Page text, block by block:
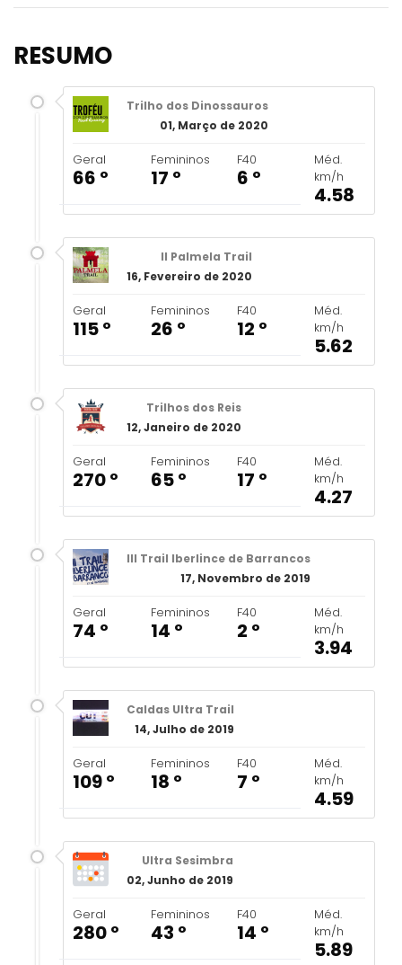
RESUMO
Trilho dos Dinossauros
01, Março de 2020
Geral
66 º
Femininos
17 º
F40
6 º
Méd.
km/h
4.58
II Palmela Trail
16, Fevereiro de 2020
Geral
115 º
Femininos
26 º
F40
12 º
Méd.
km/h
5.62
Trilhos dos Reis
12, Janeiro de 2020
Geral
270 º
Femininos
65 º
F40
17 º
Méd.
km/h
4.27
III Trail Iberlince de Barrancos
17, Novembro de 2019
Geral
74 º
Femininos
14 º
F40
2 º
Méd.
km/h
3.94
Caldas Ultra Trail
14, Julho de 2019
Geral
109 º
Femininos
18 º
F40
7 º
Méd.
km/h
4.59
Ultra Sesimbra
02, Junho de 2019
Geral
280 º
Femininos
43 º
F40
14 º
Méd.
km/h
5.89